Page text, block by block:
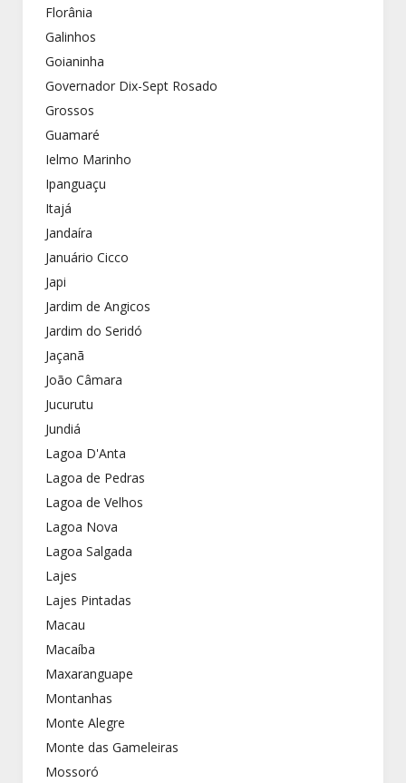
Florânia
Galinhos
Goianinha
Governador Dix-Sept Rosado
Grossos
Guamaré
Ielmo Marinho
Ipanguaçu
Itajá
Jandaíra
Januário Cicco
Japi
Jardim de Angicos
Jardim do Seridó
Jaçanã
João Câmara
Jucurutu
Jundiá
Lagoa D'Anta
Lagoa de Pedras
Lagoa de Velhos
Lagoa Nova
Lagoa Salgada
Lajes
Lajes Pintadas
Macau
Macaíba
Maxaranguape
Montanhas
Monte Alegre
Monte das Gameleiras
Mossoró